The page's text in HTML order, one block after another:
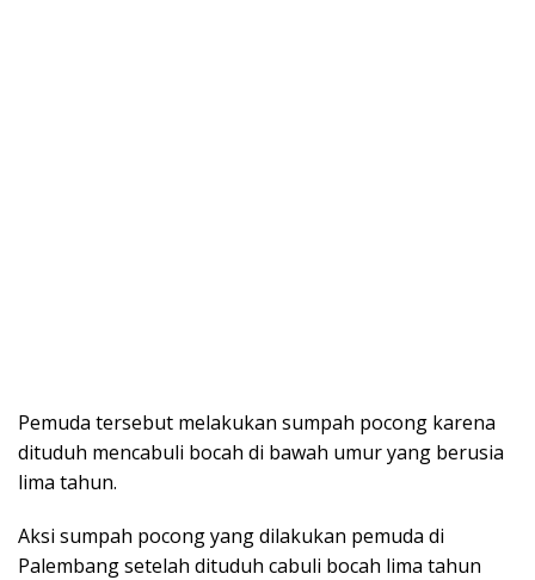
Pemuda tersebut melakukan sumpah pocong karena
dituduh mencabuli bocah di bawah umur yang berusia
lima tahun.
Aksi sumpah pocong yang dilakukan pemuda di
Palembang setelah dituduh cabuli bocah lima tahun